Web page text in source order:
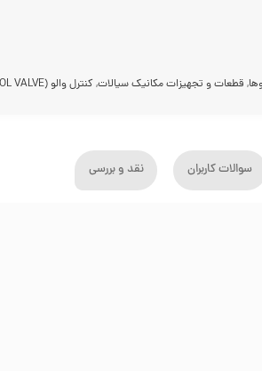
, قطعات و تجهیزات مکانیک سیالات,کنترل والو (CONTROL VALVE)
سوالات کاربران نقد و بررسی